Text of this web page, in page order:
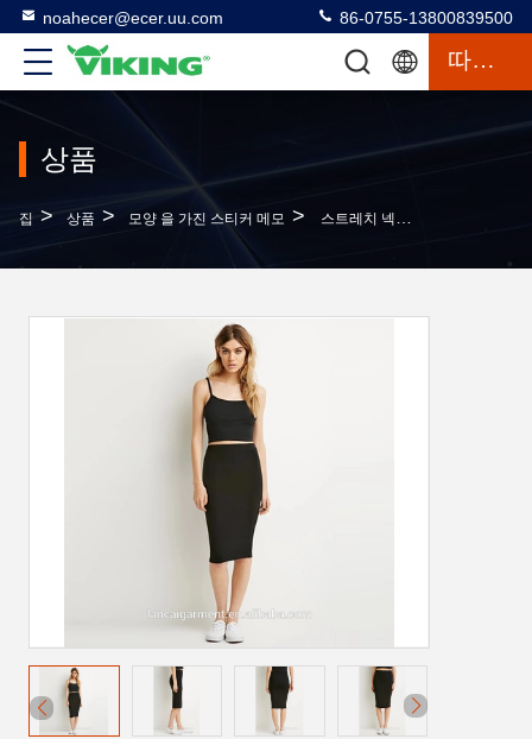
noahecer@ecer.uu.com 86-0755-13800839500
따옴표
상품
집 > 상품 > 모양 을 가진 스티커 메모 > 스트레치 넥타이 연필 스커트 일반 검은색 몸